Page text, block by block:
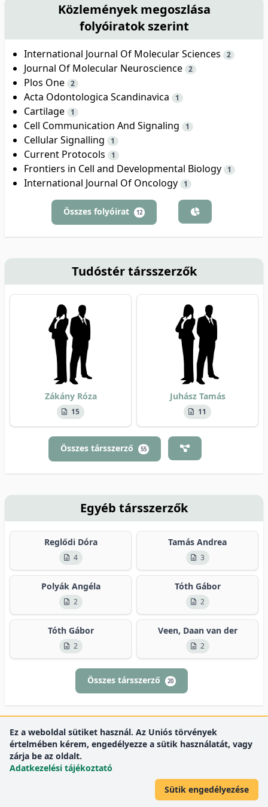
Közlemények megoszlása
folyóiratok szerint
International Journal Of Molecular Sciences 2
Journal Of Molecular Neuroscience 2
Plos One 2
Acta Odontologica Scandinavica 1
Cartilage 1
Cell Communication And Signaling 1
Cellular Signalling 1
Current Protocols 1
Frontiers in Cell and Developmental Biology 1
International Journal Of Oncology 1
Összes folyóirat 12
Tudóstér társszerzők
Zákány Róza
15
Juhász Tamás
11
Összes társszerző 55
Egyéb társszerzők
Reglődi Dóra
4
Tamás Andrea
3
Polyák Angéla
2
Tóth Gábor
2
Tóth Gábor
2
Veen, Daan van der
2
Összes társszerző 20
© 2012 Debreceni Egyetem
Ez a weboldal sütiket használ. Az Uniós törvények
értelmében kérem, engedélyezze a sütik használatát, vagy
zárja be az oldalt.
Adatkezelési tájékoztató
Sütik engedélyezése